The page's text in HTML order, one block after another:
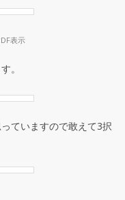
表示
。
ていますので敢えて3択